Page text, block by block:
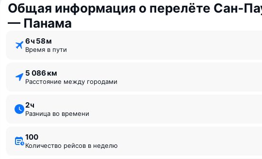
Общая информация о перелёте
— Панама
6 ⁠ч 58 ⁠м
Время в пути
5 086 км
Расстояние между городами
2 ⁠ч
Разница во времени
100
Количество рейсов в неделю